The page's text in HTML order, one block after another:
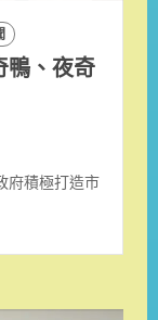
、夜奇
府積極打造市